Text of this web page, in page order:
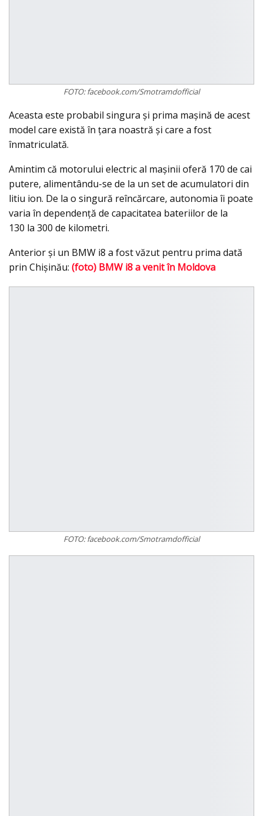
FOTO: facebook.com/Smotramdofficial
Aceasta este probabil singura şi prima maşină de acest
model care există în ţara noastră şi care a fost
înmatriculată.
Amintim că motorului electric al maşinii oferă 170 de cai
putere, alimentându-se de la un set de acumulatori din
litiu ion. De la o singură reîncărcare, autonomia îi poate
varia în dependenţă de capacitatea bateriilor de la
130 la 300 de kilometri.
Anterior şi un BMW i8 a fost văzut pentru prima dată
prin Chişinău: (foto) BMW i8 a venit în Moldova
FOTO: facebook.com/Smotramdofficial